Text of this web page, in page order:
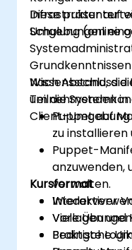
Infrastruktur auf
Umgebungen
Diese
Schulung (online
Wissensstand,
um die
Client-
Nach Abschluss
Teilnehmenden in
Puppet auf
zu installieren
Puppet-
anzuwenden,
verwalten.
Vorlagen und
Bedingte
Kursformat
Interaktiver
Viele
Praktische